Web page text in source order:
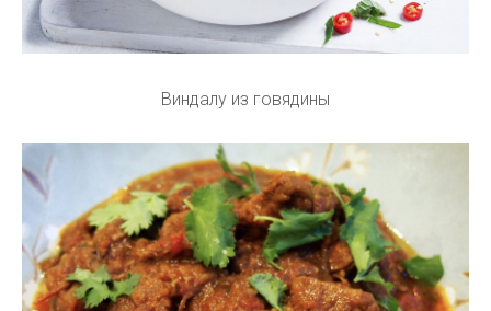
Виндалу из говядины